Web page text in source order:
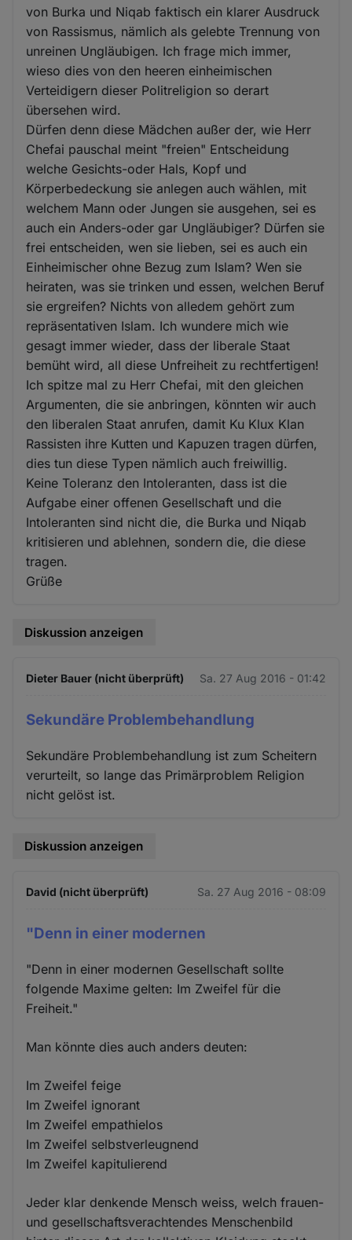
von Burka und Niqab faktisch ein klarer Ausdruck
von Rassismus, nämlich als gelebte Trennung von
unreinen Ungläubigen. Ich frage mich immer,
wieso dies von den heeren einheimischen
Verteidigern dieser Politreligion so derart
übersehen wird.
Dürfen denn diese Mädchen außer der, wie Herr
Chefai pauschal meint "freien" Entscheidung
welche Gesichts-oder Hals, Kopf und
Körperbedeckung sie anlegen auch wählen, mit
welchem Mann oder Jungen sie ausgehen, sei es
auch ein Anders-oder gar Ungläubiger? Dürfen sie
frei entscheiden, wen sie lieben, sei es auch ein
Einheimischer ohne Bezug zum Islam? Wen sie
heiraten, was sie trinken und essen, welchen Beruf
sie ergreifen? Nichts von alledem gehört zum
repräsentativen Islam. Ich wundere mich wie
gesagt immer wieder, dass der liberale Staat
bemüht wird, all diese Unfreiheit zu rechtfertigen!
Ich spitze mal zu Herr Chefai, mit den gleichen
Argumenten, die sie anbringen, könnten wir auch
den liberalen Staat anrufen, damit Ku Klux Klan
Rassisten ihre Kutten und Kapuzen tragen dürfen,
dies tun diese Typen nämlich auch freiwillig.
Keine Toleranz den Intoleranten, dass ist die
Aufgabe einer offenen Gesellschaft und die
Intoleranten sind nicht die, die Burka und Niqab
kritisieren und ablehnen, sondern die, die diese
tragen.
Grüße
Diskussion anzeigen
Dieter Bauer (nicht überprüft) Sa. 27 Aug 2016 - 01:42
Sekundäre Problembehandlung
Sekundäre Problembehandlung ist zum Scheitern
verurteilt, so lange das Primärproblem Religion
nicht gelöst ist.
Diskussion anzeigen
David (nicht überprüft) Sa. 27 Aug 2016 - 08:09
"Denn in einer modernen
"Denn in einer modernen Gesellschaft sollte
folgende Maxime gelten: Im Zweifel für die
Freiheit."
Man könnte dies auch anders deuten:
Im Zweifel feige
Im Zweifel ignorant
Im Zweifel empathielos
Im Zweifel selbstverleugnend
Im Zweifel kapitulierend
Jeder klar denkende Mensch weiss, welch frauen-
und gesellschaftsverachtendes Menschenbild